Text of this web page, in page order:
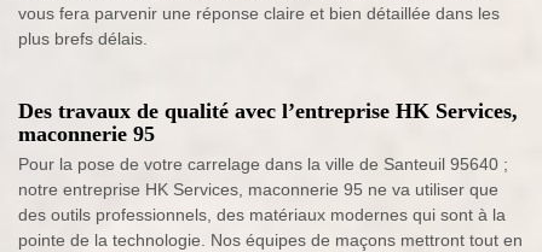
vous fera parvenir une réponse claire et bien détaillée dans les
plus brefs délais.
Des travaux de qualité avec l’entreprise HK Services,
maconnerie 95
Pour la pose de votre carrelage dans la ville de Santeuil 95640 ;
notre entreprise HK Services, maconnerie 95 ne va utiliser que
des outils professionnels, des matériaux modernes qui sont à la
pointe de la technologie. Nos équipes de maçons mettront tout en